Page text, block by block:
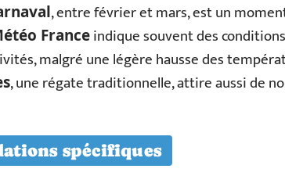
, entre février et mars, est un
Franceindique souvent des
malgré une légère hausse des
, une régate traditionnelle, attire aussi de
spécifiques